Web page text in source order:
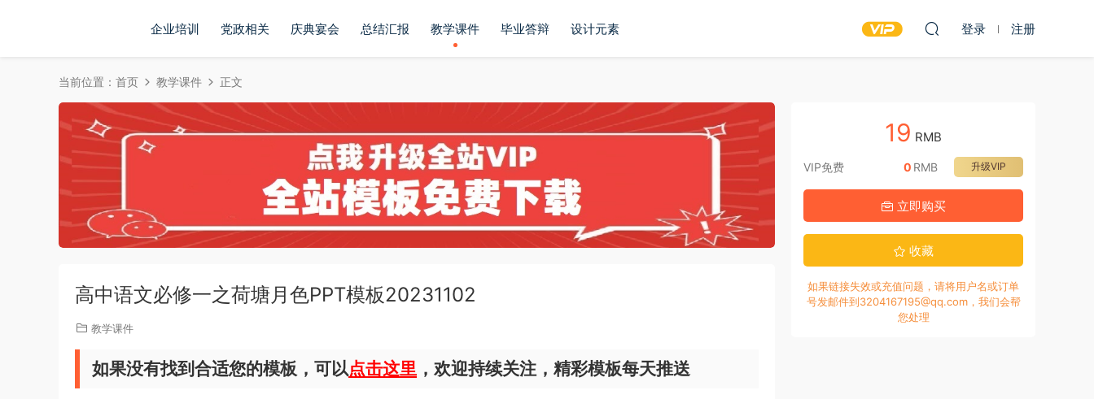
企业培训 党政相关 庆典宴会 总结汇报 教学课件 毕业答辩 设计元素 登录 注册
当前位置： 首页 教学课件 正文
高中语文必修一之荷塘月色PPT模板20231102
教学课件
如果没有找到合适您的模板，可以点击这里 ，欢迎持续关注，精彩模板每天推送
19 RMB
VIP免费 升级VIP
0 RMB
立即购买
收藏
如果链接失效或充值问题，请将用户名或订单
号发邮件到3204167195@qq.com，我们会帮
您处理